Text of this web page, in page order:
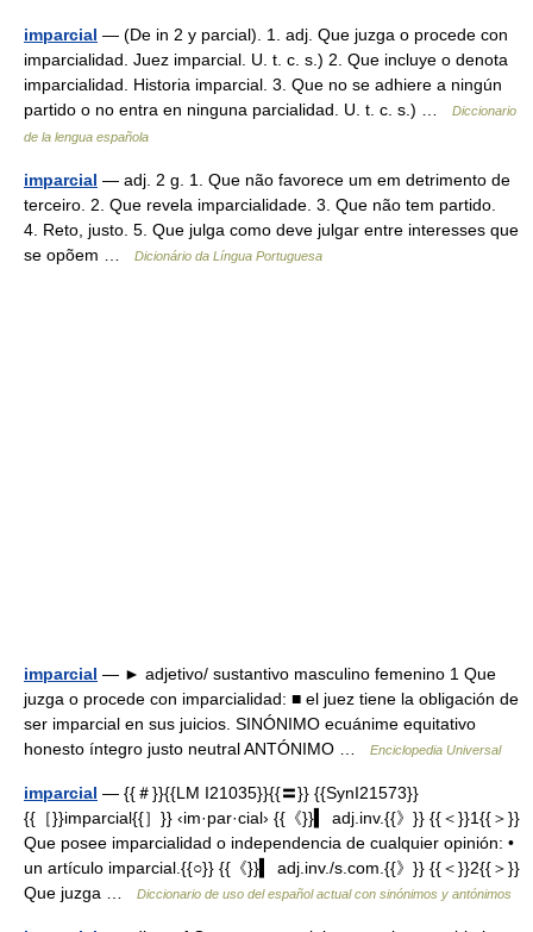
imparcial — (De in 2 y parcial). 1. adj. Que juzga o procede con
imparcialidad. Juez imparcial. U. t. c. s.) 2. Que incluye o denota
imparcialidad. Historia imparcial. 3. Que no se adhiere a ningún
partido o no entra en ninguna parcialidad. U. t. c. s.) …
Diccionario
de la lengua española
imparcial — adj. 2 g. 1. Que não favorece um em detrimento de
terceiro. 2. Que revela imparcialidade. 3. Que não tem partido.
4. Reto, justo. 5. Que julga como deve julgar entre interesses que
se opõem …
Dicionário da Língua Portuguesa
imparcial — ► adjetivo/ sustantivo masculino femenino 1 Que
juzga o procede con imparcialidad: ■ el juez tiene la obligación de
ser imparcial en sus juicios. SINÓNIMO ecuánime equitativo
honesto íntegro justo neutral ANTÓNIMO …
Enciclopedia Universal
imparcial — {{＃}}{{LM I21035}}{{〓}} {{SynI21573}}
{{［}}imparcial{{］}} ‹im·par·cial› {{《}}▍ adj.inv.{{》}} {{＜}}1{{＞}}
Que posee imparcialidad o independencia de cualquier opinión: •
un artículo imparcial.{{○}} {{《}}▍ adj.inv./s.com.{{》}} {{＜}}2{{＞}}
Que juzga …
Diccionario de uso del español actual con sinónimos y antónimos